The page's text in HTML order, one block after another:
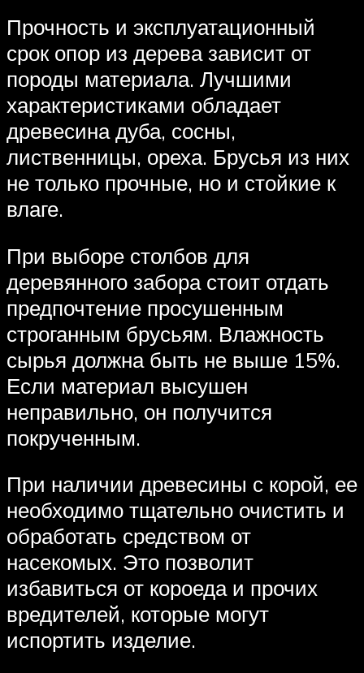
Прочность и эксплуатационный
срок опор из дерева зависит от
породы материала. Лучшими
характеристиками обладает
древесина дуба, сосны,
лиственницы, ореха. Брусья из них
не только прочные, но и стойкие к
влаге.
При выборе столбов для
деревянного забора стоит отдать
предпочтение просушенным
строганным брусьям. Влажность
сырья должна быть не выше 15%.
Если материал высушен
неправильно, он получится
покрученным.
При наличии древесины с корой, ее
необходимо тщательно очистить и
обработать средством от
насекомых. Это позволит
избавиться от короеда и прочих
вредителей, которые могут
испортить изделие.